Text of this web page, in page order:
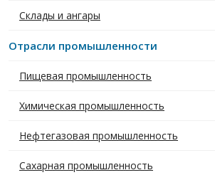
Склады и ангары
Отрасли промышленности
Пищевая промышленность
Химическая промышленность
Нефтегазовая промышленность
Сахарная промышленность